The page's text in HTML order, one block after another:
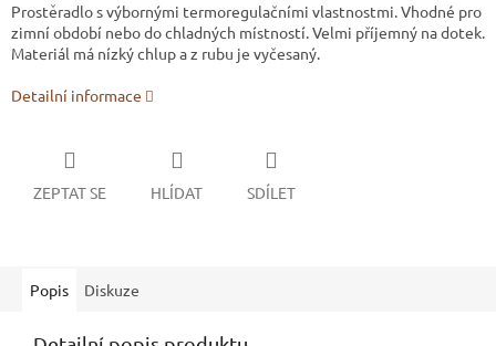
Prostěradlo s výbornými termoregulačními vlastnostmi. Vhodné pro
zimní období nebo do chladných místností. Velmi příjemný na dotek.
Materiál má nízký chlup a z rubu je vyčesaný.
Detailní informace
ZEPTAT SE HLÍDAT SDÍLET
Popis Diskuze